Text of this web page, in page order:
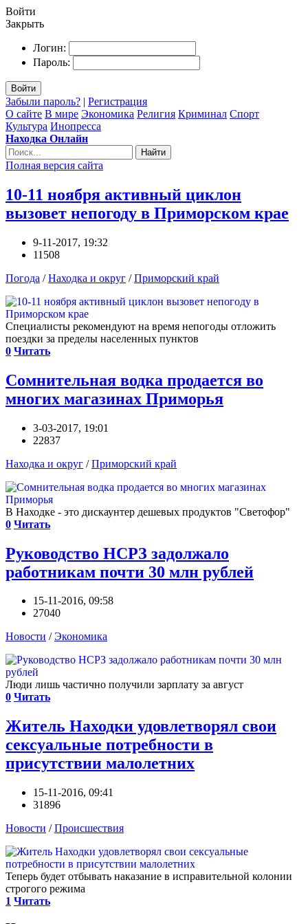
Войти
Закрыть
Логин:
Пароль:
Войти
Забыли пароль? | Регистрация
О сайте В мире Экономика Религия Криминал Спорт
Культура Инопресса
Находка Онлайн
Найти
Полная версия сайта
10-11 ноября активный циклон
вызовет непогоду в Приморском крае
9-11-2017, 19:32
11508
Погода /Находка и округ /Приморский край
Специалисты рекомендуют на время непогоды отложить
поездки за пределы населенных пунктов
0 Читать
Сомнительная водка продается во
многих магазинах Приморья
3-03-2017, 19:01
22837
Находка и округ /Приморский край
В Находке - это дискаунтер дешевых продуктов "Светофор"
0 Читать
Руководство НСРЗ задолжало
работникам почти 30 млн рублей
15-11-2016, 09:58
27040
Новости /Экономика
Люди лишь частично получили зарплату за август
0 Читать
Житель Находки удовлетворял свои
сексуальные потребности в
присутствии малолетних
15-11-2016, 09:41
31896
Новости /Происшествия
Теперь будет отбывать наказание в исправительной колонии
строгого режима
1 Читать